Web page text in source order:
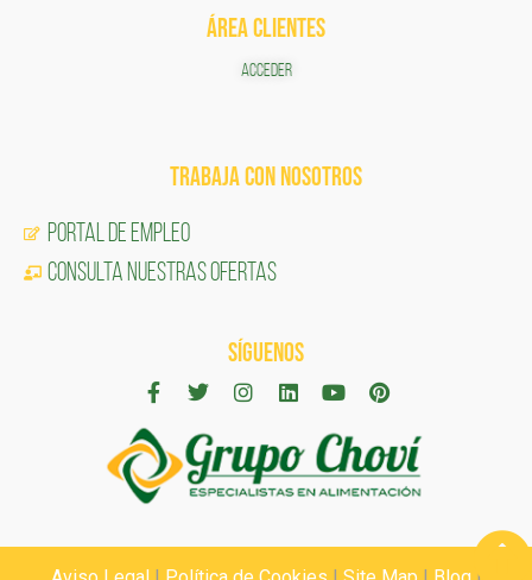
ÁREA CLIENTES
ACCEDER
TRABAJA CON NOSOTROS
Portal de Empleo
CONSULTA NUESTRAS OFERTAS
SÍGUENOS